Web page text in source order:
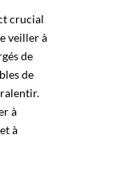
crucial
veiller à
de
de
à
à